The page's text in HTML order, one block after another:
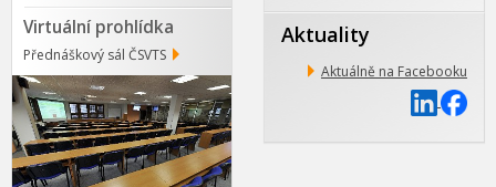
Virtuální prohlídka
Přednáškový sál ČSVTS
Aktuality
Aktuálně na Facebooku